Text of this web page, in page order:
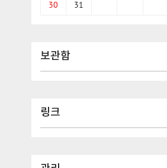
30
31
보관함
링크